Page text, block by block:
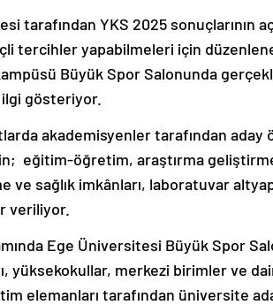
tarafından YKS 2025 sonuçlarının
tercihler yapabilmeleri için
Büyük Spor Salonunda
gösteriyor.
akademisyenler tarafından aday
eğitim-öğretim, araştırma
ve sağlık imkânları, laboratuvar
veriliyor.
Ege Üniversitesi Büyük Spor
yüksekokullar, merkezi birimler ve
elemanları tarafından üniversite